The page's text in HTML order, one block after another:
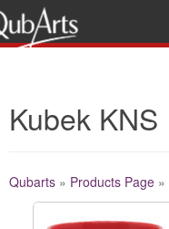
Kubek KNS
Qubarts » Products Page »